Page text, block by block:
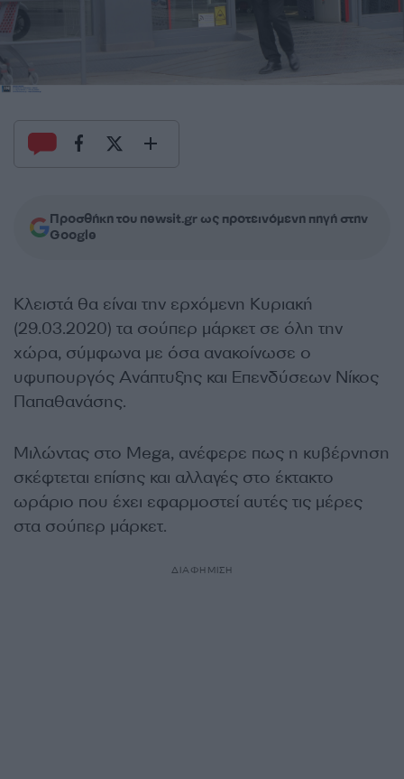
Προσθήκη του newsit.gr ως προτεινόμενη πηγή στην
Google
Κλειστά θα είναι την ερχόμενη Κυριακή
(29.03.2020) τα σούπερ μάρκετ σε όλη την
χώρα, σύμφωνα με όσα ανακοίνωσε ο
υφυπουργός Ανάπτυξης και Επενδύσεων Νίκος
Παπαθανάσης.
Μιλώντας στο Mega, ανέφερε πως η κυβέρνηση
σκέφτεται επίσης και αλλαγές στο έκτακτο
ωράριο που έχει εφαρμοστεί αυτές τις μέρες
στα σούπερ μάρκετ.
ΔΙΑΦΗΜΙΣΗ